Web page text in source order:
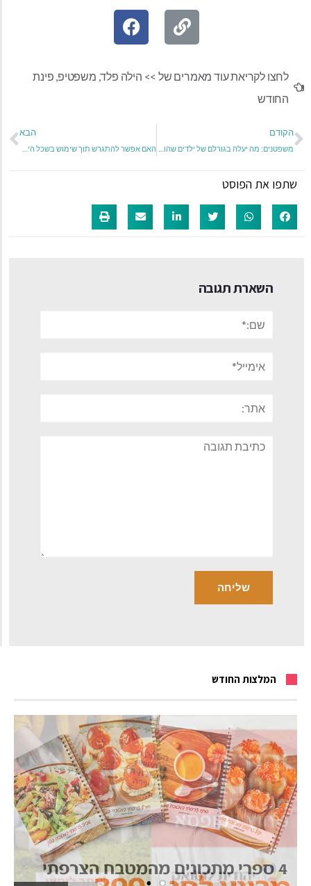
לחצו לקריאת עוד מאמרים של >> הילה פלד, משפטיפ, פינת
החודש
הקודם הבא
שתפו את הפוסט
השארת תגובה
תגובה
המלצות החודש